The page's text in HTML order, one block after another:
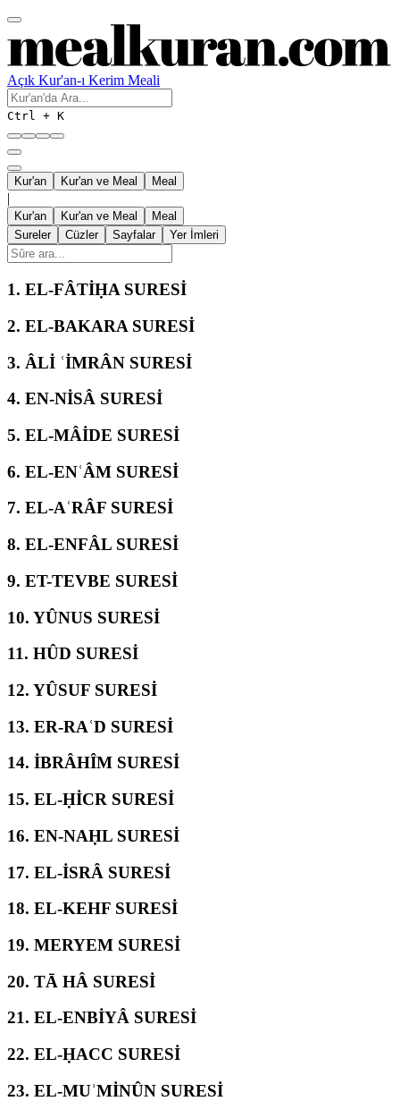
Açık Kur'an-ı Kerim Meali
Ctrl + K
Kur'an Kur'an ve Meal Meal
|
Kur'an Kur'an ve Meal
Meal
Sureler
Cüzler Sayfalar Yer İmleri
1. EL-FÂTİḤA SURESİ
2. EL-BAKARA SURESİ
3. ÂLİ ʿİMRÂN SURESİ
4. EN-NİSÂ SURESİ
5. EL-MÂİDE SURESİ
6. EL-ENʿÂM SURESİ
7. EL-AʿRÂF SURESİ
8. EL-ENFÂL SURESİ
9. ET-TEVBE SURESİ
10. YÛNUS SURESİ
11. HÛD SURESİ
12. YÛSUF SURESİ
13. ER-RAʿD SURESİ
14. İBRÂHÎM SURESİ
15. EL-ḤİCR SURESİ
16. EN-NAḤL SURESİ
17. EL-İSRÂ SURESİ
18. EL-KEHF SURESİ
19. MERYEM SURESİ
20. TĀ HÂ SURESİ
21. EL-ENBİYÂ SURESİ
22. EL-ḤACC SURESİ
23. EL-MUʾMİNÛN SURESİ